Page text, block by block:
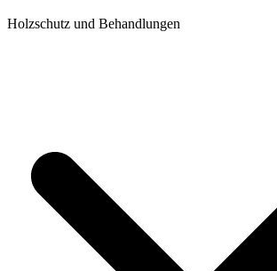
Holzschutz und Behandlungen